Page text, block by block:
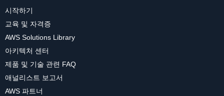
시작하기
교육 및 자격증
AWS Solutions Library
아키텍처 센터
제품 및 기술 관련 FAQ
애널리스트 보고서
AWS 파트너